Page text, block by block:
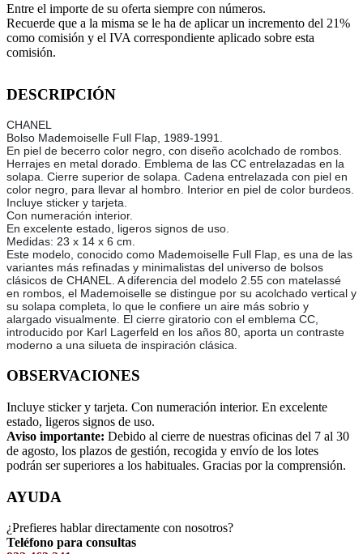
Entre el importe de su oferta siempre con números.
Recuerde que a la misma se le ha de aplicar un incremento del 21%
como comisión y el IVA correspondiente aplicado sobre esta
comisión.
DESCRIPCIÓN
CHANEL
Bolso Mademoiselle Full Flap, 1989-1991.
En piel de becerro color negro, con diseño acolchado de rombos.
Herrajes en metal dorado. Emblema de las CC entrelazadas en la
solapa. Cierre superior de solapa. Cadena entrelazada con piel en
color negro, para llevar al hombro. Interior en piel de color burdeos.
Incluye sticker y tarjeta.
Con numeración interior.
En excelente estado, ligeros signos de uso.
Medidas: 23 x 14 x 6 cm.
Este modelo, conocido como Mademoiselle Full Flap, es una de las
variantes más refinadas y minimalistas del universo de bolsos
clásicos de CHANEL. A diferencia del modelo 2.55 con matelassé
en rombos, el Mademoiselle se distingue por su acolchado vertical y
su solapa completa, lo que le confiere un aire más sobrio y
alargado visualmente. El cierre giratorio con el emblema CC,
introducido por Karl Lagerfeld en los años 80, aporta un contraste
moderno a una silueta de inspiración clásica.
OBSERVACIONES
Incluye sticker y tarjeta. Con numeración interior. En excelente
estado, ligeros signos de uso.
Aviso importante: Debido al cierre de nuestras oficinas del 7 al 30
de agosto, los plazos de gestión, recogida y envío de los lotes
podrán ser superiores a los habituales. Gracias por la comprensión.
AYUDA
¿Prefieres hablar directamente con nosotros?
Teléfono para consultas